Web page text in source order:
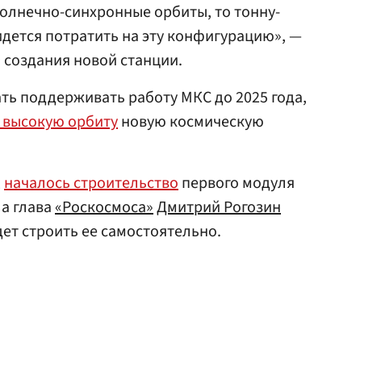
синхронные орбиты, то тонну-
потратить на эту конфигурацию», —
новой станции.
поддерживать работу МКС до 2025 года,
орбитуновую космическую
началось строительствопервого модуля
глава«Роскосмоса»Дмитрий Рогозин
строить ее самостоятельно.